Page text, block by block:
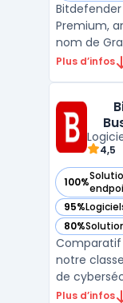
Bitdefender
Premium,
nom de
de pointe
défense
Plus d’infos
4,5
100%
— voir
95%
— voir
80%
— voir
Comparatif
notre
de
SIEM, XDR. ...
Plus d’infos